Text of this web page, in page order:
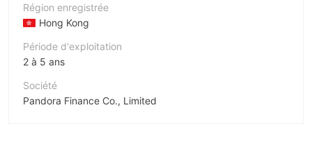
Région enregistrée
Hong Kong
Période d'exploitation
2 à 5 ans
Société
Pandora Finance Co., Limited